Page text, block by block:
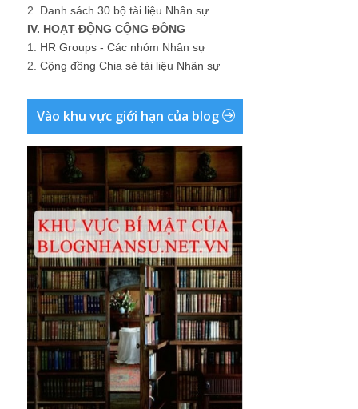
2. Danh sách 30 bộ tài liệu Nhân sự
IV. HOẠT ĐỘNG CỘNG ĐỒNG
1. HR Groups - Các nhóm Nhân sự
2. Cộng đồng Chia sẻ tài liệu Nhân sự
Vào khu vực giới hạn của blog